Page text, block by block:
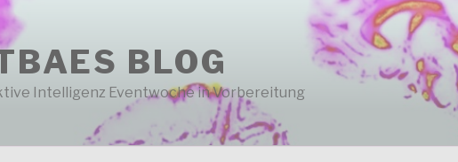
BLOG
Intelligenz Eventwoche in Vorbereitung